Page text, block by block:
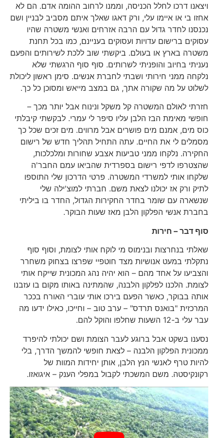
ויצאנו דרכו לחלל הכניסה, וממנו לרחוב ההומה אדם. הם לא
אחזו בי או איימו עלי, ורק דאגו שאלך איתם מסביב לבניין ושם
נכנסנו לחדר גדול עם הרבה אזרחים ואנשי משטרה שהיו
עסוקים ברישום עדויות ועסוקים בעניינם, כמו בכל תחנת
משטרה בארץ או בעולם. ביקשתי שוב ללכת לשירותים והפעם
נעניתי בחיוב והופניתי לשרותים. סוף סוף הרגשתי שלא
נלקחה ממני חירותי ושבתי לחברת אנשים. סימן ראשון ליכולת
לשלוט על מה שקורה אתך, גם במצב מייאש ומסוכן כל כך.
חזרתי לאולם המשטרה קל משקל ונינוח אבל יותר מכך –
חופשי מאימת הבז הלבן עליו סיפר לי עמרי. לבקשתי קיבלתי
כוס מים, אמנם מים פושרים אבל מרווים. מים זכים שכל כך
מסמלים לי את החיים. עתה התחיל תהליך חדש של רישום
החקירה. נלקחו ממני טביעות אצבע שחורות ומלכלכות,
שהצטרפו לדפי רישום בספרדית שהביאו עמם החבר'ה
שלקחו אותי למשרדי המשטרה. פרטי הדרכון שלי התוספו
לתיק ורק אז יכולנו לצאת משם. חברתי למוצ'ילה שלי
שנשארה עם שומר בחדר החקירות הגדול, החדר בו ביליתי
בחברת אנשי הפלקון הלבן מאז שעות הבוקר.
סוף דבר – חירות
שאלתי בנחרצות ובנימוס מי לוקח אותי לצומת, וסוף סוף
נתקלתי במעט אנושיות מצד חוטפיי שפרצו בצחוק משחרר
והצביעו על אחד מהם – הוא יהיה נהג המכונית שייקח אותי
לצומת. הלכנו לפלקון הלבנה, שהמתינה באותו מקום בו עזבנו
אותה בבוקר, כאשר הפעם בירכו אותי עוברי האורח בככר
המרכזית "בואנס תרדס" – ערב טוב – וחייכו, כאילו ידעו מה
עבר עלי ב-12 השעות שחלפו והוקל להם.
נסענו בשקט אבל ברוגע לעבר הצומת ושם יכולתי להיפרד
ממכונית הפלקון הלבנה – לצאת חופשי להמשך הדרך, בלי
להיות טרף לאנשי הנץ הלבן, אותן יחידות המוות של
רקונקיסטה. משם המשכתי לקבול במפלי הענק – איגואזו.